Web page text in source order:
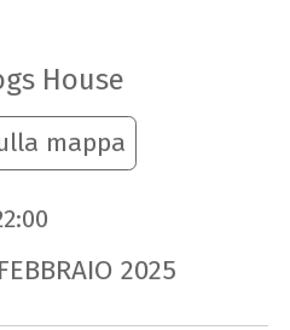
House
mappa
FEBBRAIO 2025